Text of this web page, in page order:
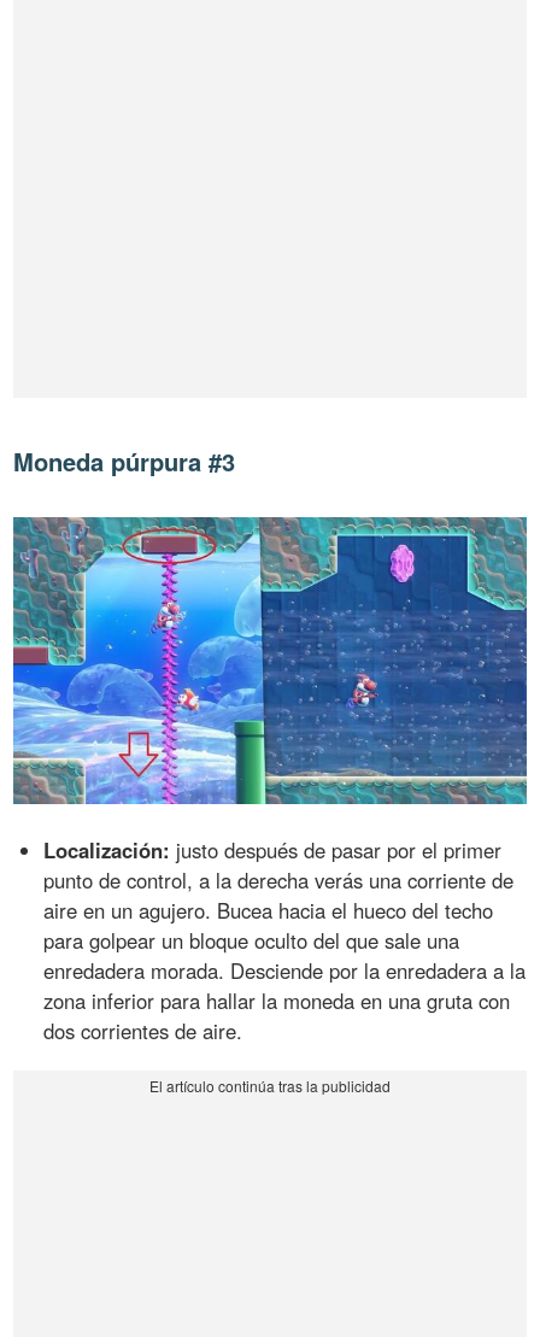
Moneda púrpura #3
Localización: justo después de pasar por el primer
punto de control, a la derecha verás una corriente de
aire en un agujero. Bucea hacia el hueco del techo
para golpear un bloque oculto del que sale una
enredadera morada. Desciende por la enredadera a la
zona inferior para hallar la moneda en una gruta con
dos corrientes de aire.